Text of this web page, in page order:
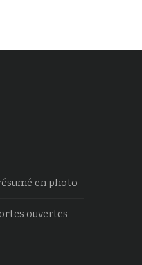
en photo
ouvertes